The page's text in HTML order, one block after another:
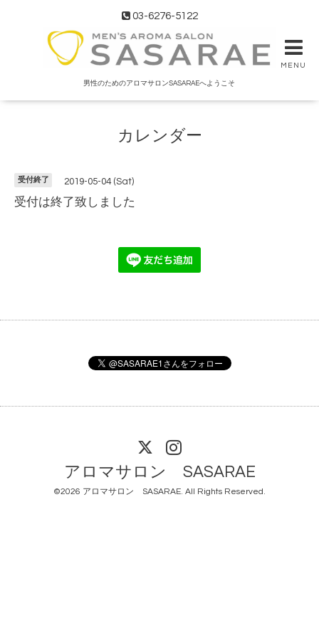
03-6276-5122
MENU
男性のためのアロマサロンSASARAEへようこそ
カレンダー
受付終了 2019-05-04 (Sat)
受付は終了致しました
アロマサロン SASARAE
©2026 アロマサロン SASARAE. All Rights Reserved.